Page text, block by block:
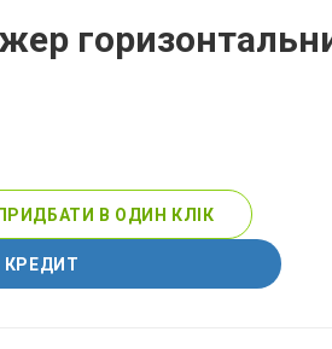
ІНВЕНТАР
ПРИДБАТИ В ОДИН КЛІК
КРЕДИТ